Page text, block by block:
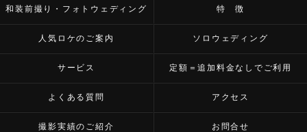
和装前撮り・フォトウェディング 特 徴
人気ロケのご案内 ソロウェディング
サービス 定額＝追加料金なしでご利用
よくある質問 アクセス
撮影実績のご紹介 お問合せ